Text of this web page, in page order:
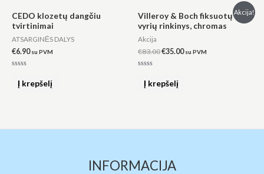
CEDO klozetų dangčiu
tvirtinimai
ATSARGINĖS DALYS
€6.90 su PVM
Į krepšelį
Akcija!
Villeroy & Boch fiksuotų
vyrių rinkinys, chromas
Akcija
€83.00
price
was:
€35.00
price
is:
su PVM
Į krepšelį
INFORMACIJA